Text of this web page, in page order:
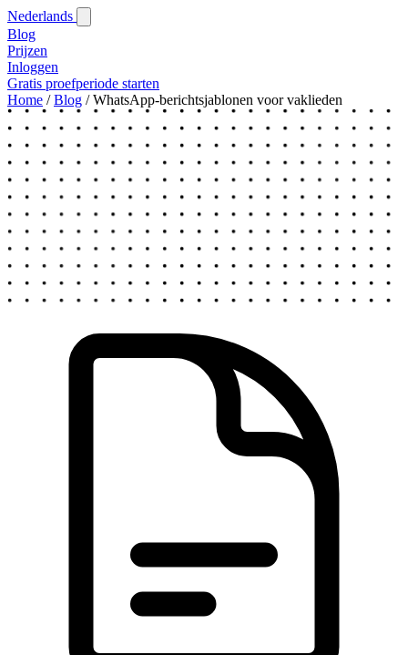
Nederlands
Blog‎
Prijzen
Inloggen
Gratis proefperiode starten
Home / Blog‎ / WhatsApp-berichtsjablonen voor vaklieden